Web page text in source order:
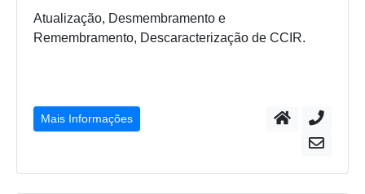
Atualização, Desmembramento e
Remembramento, Descaracterização de CCIR.
Mais Informações